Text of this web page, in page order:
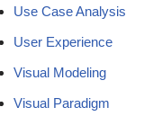
Use Case Analysis
User Experience
Visual Modeling
Visual Paradigm